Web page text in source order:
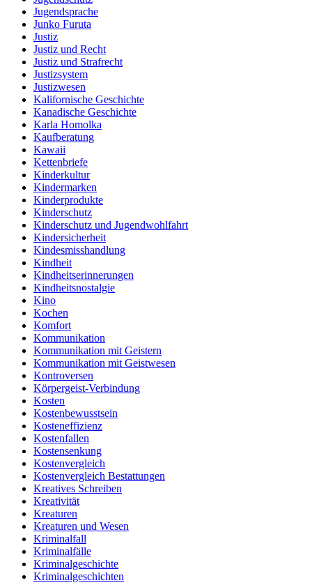
Jugendsprache
Junko Furuta
Justiz
Justiz und Recht
Justiz und Strafrecht
Justizsystem
Justizwesen
Kalifornische Geschichte
Kanadische Geschichte
Karla Homolka
Kaufberatung
Kawaii
Kettenbriefe
Kinderkultur
Kindermarken
Kinderprodukte
Kinderschutz
Kinderschutz und Jugendwohlfahrt
Kindersicherheit
Kindesmisshandlung
Kindheit
Kindheitserinnerungen
Kindheitsnostalgie
Kino
Kochen
Komfort
Kommunikation
Kommunikation mit Geistern
Kommunikation mit Geistwesen
Kontroversen
Körpergeist-Verbindung
Kosten
Kostenbewusstsein
Kosteneffizienz
Kostenfallen
Kostensenkung
Kostenvergleich
Kostenvergleich Bestattungen
Kreatives Schreiben
Kreativität
Kreaturen
Kreaturen und Wesen
Kriminalfall
Kriminalfälle
Kriminalgeschichte
Kriminalgeschichten